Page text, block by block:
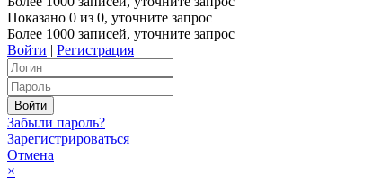
Показано 0 из 0, уточните запрос
Более 1000 записей, уточните запрос
Войти | Регистрация
Забыли пароль?
Зарегистрироваться
Отмена
×